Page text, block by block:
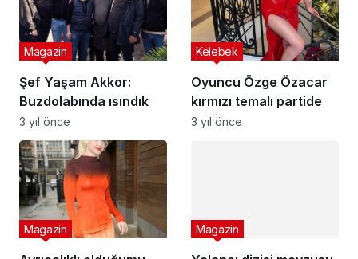
Şef Yaşam Akkor:
Buzdolabında ısındık
Magazin
3 yıl önce
Oyuncu Özge Özacar
kırmızı temalı partide
Kelebek
3 yıl önce
Magazin 5 yıl önce